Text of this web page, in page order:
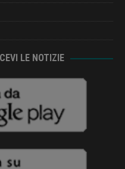
LE NOTIZIE